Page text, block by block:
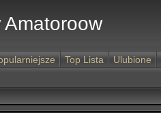
Top Lista Ulubione